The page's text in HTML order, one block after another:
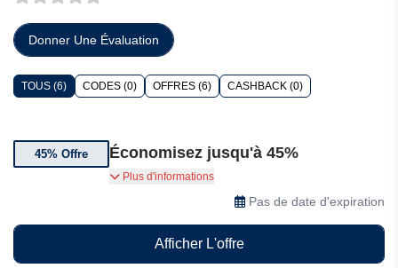
Donner Une Évaluation
TOUS (6) CODES (0) OFFRES (6) CASHBACK (0)
45% Offre Économisez jusqu'à 45%
Jusqu'à 45% de réduction sur une sélection de
Plus d'informations
Pas de date d'expiration
Afficher L'offre